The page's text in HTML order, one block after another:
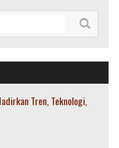
Tren, Teknologi,